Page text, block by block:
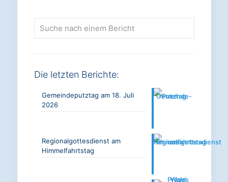
nach
Die letzten Berichte:
Gemeindeputztag am 18. Juli
2026
Regionalgottesdienst am
Himmelfahrtstag